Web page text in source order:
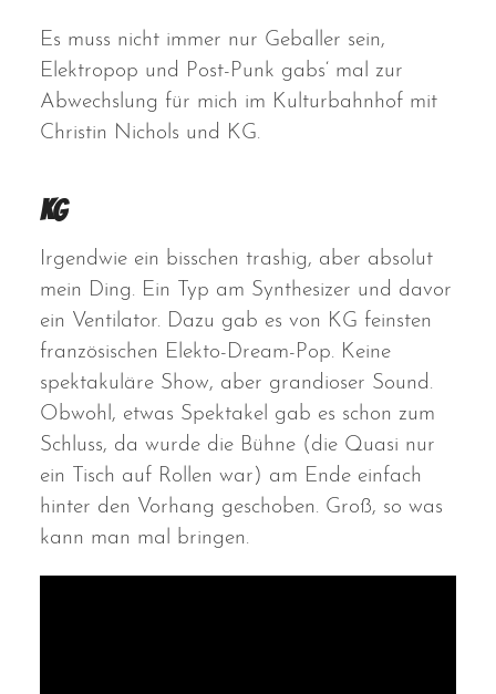
Es muss nicht immer nur Geballer sein,
Elektropop und Post-Punk gabs‘ mal zur
Abwechslung für mich im Kulturbahnhof mit
Christin Nichols und KG.
KG
Irgendwie ein bisschen trashig, aber absolut
mein Ding. Ein Typ am Synthesizer und davor
ein Ventilator. Dazu gab es von KG feinsten
französischen Elekto-Dream-Pop. Keine
spektakuläre Show, aber grandioser Sound.
Obwohl, etwas Spektakel gab es schon zum
Schluss, da wurde die Bühne (die Quasi nur
ein Tisch auf Rollen war) am Ende einfach
hinter den Vorhang geschoben. Groß, so was
kann man mal bringen.